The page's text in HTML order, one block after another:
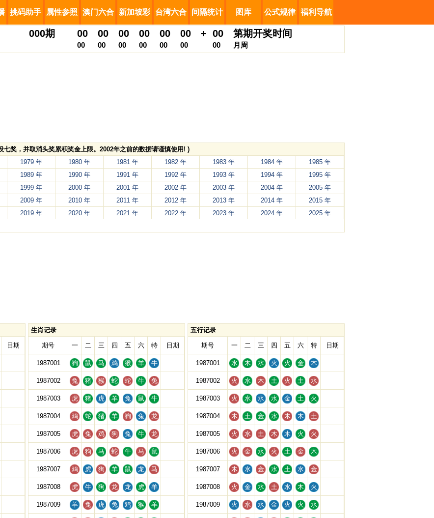
挑码助手 属性参照 澳门六合 新加坡彩 台湾六合 间隔统计 图库 公式规律 福利导航
000期 00 00 00 00 00 00 + 00 第期开奖时间
00 00 00 00 00 00 00 月 周
奖，并取消头奖累积奖金上限。2002年之前的数据请谨慎使用! )
1979 年 1980 年 1981 年 1982 年 1983 年 1984 年
1985 年
1989 年 1990 年 1991 年 1992 年 1993 年 1994 年
1995 年
1999 年 2000 年 2001 年 2002 年 2003 年 2004 年
2005 年
2009 年 2010 年 2011 年 2012 年 2013 年 2014 年
2015 年
2019 年 2020 年 2021 年 2022 年 2023 年 2024 年
2025 年
日期
生肖记录
期号 一 二 三 四 五 六 特 日期
1987001 狗 鼠 马 鸡 猴 羊 牛
1987002 兔 猪 猴 蛇 蛇 牛 兔
1987003 虎 猪 虎 羊 兔 鼠 牛
1987004 鸡 蛇 猪 羊 狗 兔 龙
1987005 虎 兔 鸡 狗 兔 牛 龙
1987006 虎 狗 马 蛇 牛 马 鼠
1987007 鸡 虎 狗 羊 鼠 龙 马
1987008 虎 牛 狗 龙 龙 虎 羊
1987009 羊 兔 虎 兔 鸡 猴 羊
五行记录
期号 一 二 三 四 五 六 特 日期
1987001 水 木 水 火 火 金 木
1987002 火 水 木 土 火 土 水
1987003 火 水 水 水 金 土 火
1987004 木 土 金 水 木 木 土
1987005 火 水 土 木 木 火 火
1987006 火 金 水 火 土 金 木
1987007 木 水 金 水 土 水 金
1987008 火 金 水 土 水 木 火
1987009 火 水 水 金 火 火 水